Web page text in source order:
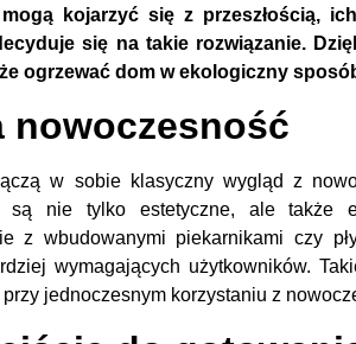
kojarzyć się z przeszłością,
się na takie rozwiązanie.
ogrzewać dom w ekologiczny
nowoczesność
w sobie klasyczny wygląd z
są nie tylko estetyczne, ale także
z wbudowanymi piekarnikami czy
wymagających użytkowników.
jednoczesnym korzystaniu z